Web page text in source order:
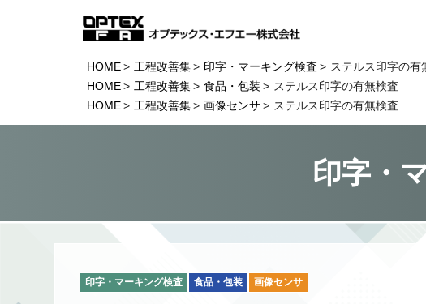
HOME 工程改善集 印字・マーキング検査
ステルス印字の有
HOME
工程改善集 食品・包装
ステルス印字の有無検査
HOME
工程改善集 画像センサ ステルス印字の有無検査
印字・
印字・マーキング検査 食品・包装 画像センサ